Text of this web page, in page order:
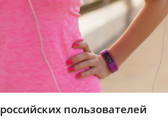
российских пользователей